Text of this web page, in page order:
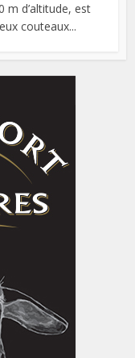
m d’altitude, est
couteaux...